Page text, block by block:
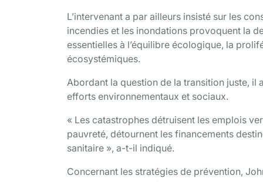
L’intervenant a par ailleurs insisté sur les
incendies et les inondations provoquent la
essentielles à l’équilibre écologique, la
écosystémiques.
Abordant la question de la transition juste,
efforts environnementaux et sociaux.
« Les catastrophes détruisent les emplois
pauvreté, détournent les financements
sanitaire », a-t-il indiqué.
Concernant les stratégies de prévention,